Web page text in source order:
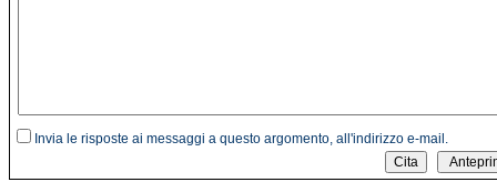
Invia le risposte ai messaggi a questo argomento, all'indirizzo e-mail.